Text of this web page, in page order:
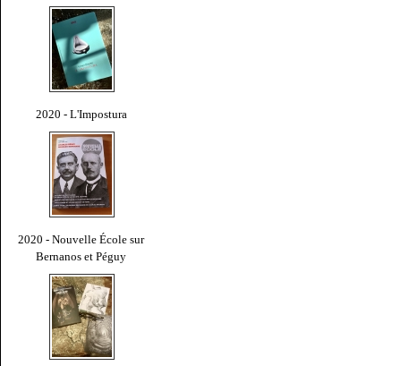
2020 - L'Impostura
2020 - Nouvelle École sur
Bernanos et Péguy